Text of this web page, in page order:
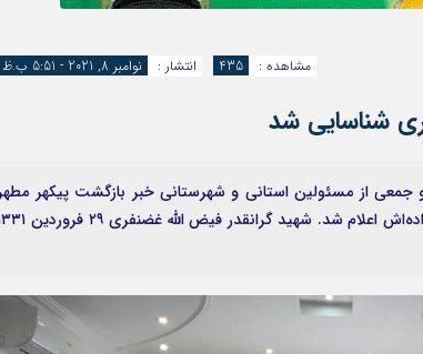
انتشار :
نوامبر 8, 2021 - 5:51 ب.ظ مشاهده : 435
و جمعی از مسئولین استانی و شهرستانی خبر بازگشت پیکهر
سرباز شهید «فیض الله غضفری» پس از ۳۶ سال دوری و فراق به خانواده‌اش اعلام شد. شهید گرانقدر